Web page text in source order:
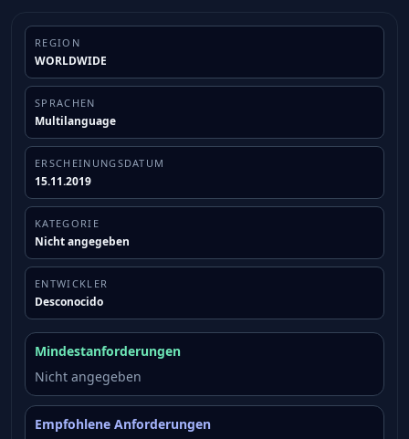
REGION
WORLDWIDE
SPRACHEN
Multilanguage
ERSCHEINUNGSDATUM
15.11.2019
KATEGORIE
Nicht angegeben
ENTWICKLER
Desconocido
Mindestanforderungen
Nicht angegeben
Empfohlene Anforderungen